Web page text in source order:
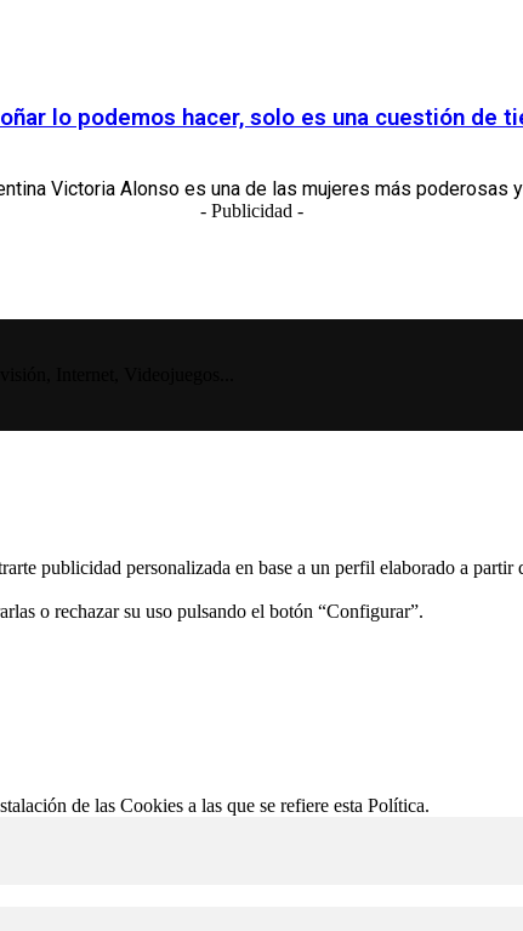
lo podemos hacer, solo es una cuestión de
Victoria Alonso es una de las mujeres más poderosas
- Publicidad -
publicidad personalizada en base a un perfil elaborado a
o rechazar su uso pulsando el botón “Configurar”.
de las Cookies a las que se refiere esta Política.